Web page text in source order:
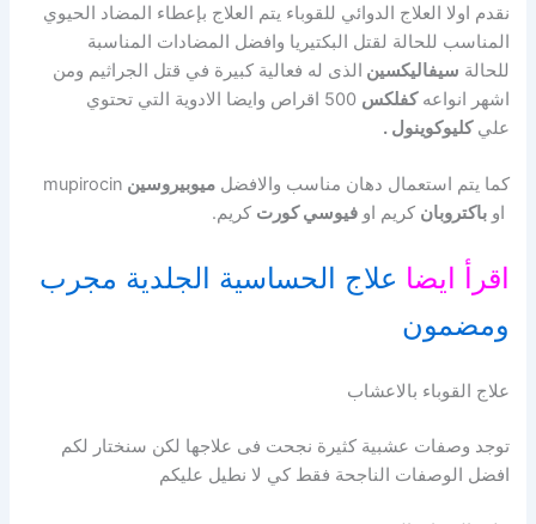
نقدم اولا العلاج الدوائي للقوباء يتم العلاج بإعطاء المضاد الحيوي
المناسب للحالة لقتل البكتيريا وافضل المضادات المناسبة
للحالة سيفاليكسين الذى له فعالية كبيرة في قتل الجراثيم ومن
اشهر انواعهكفلكس
500 اقراص وايضا الادوية التي تحتوي
عليكليوكوينول .
كما يتم استعمال دهان مناسب والافضلميوبيروسين mupirocin
اوباكتروبان كريم اوفيوسي كورت كريم.
اقرأ ايضا علاج الحساسية الجلدية مجرب
ومضمون
علاج القوباء بالاعشاب
توجد وصفات عشبية كثيرة نجحت فى علاجها لكن سنختار لكم
افضل الوصفات الناجحة فقط كي لا نطيل عليكم